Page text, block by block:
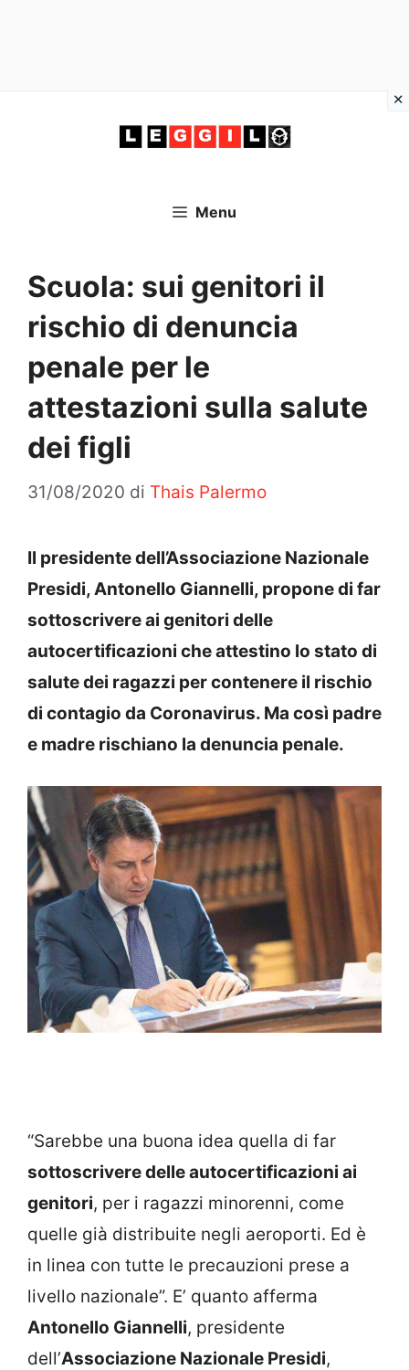
Menu
Scuola: sui genitori il
rischio di denuncia
penale per le
attestazioni sulla salute
dei figli
31/08/2020 di Thais Palermo
Il presidente dell’Associazione Nazionale
Presidi, Antonello Giannelli, propone di far
sottoscrivere ai genitori delle
autocertificazioni che attestino lo stato di
salute dei ragazzi per contenere il rischio
di contagio da Coronavirus. Ma così padre
e madre rischiano la denuncia penale.
“Sarebbe una buona idea quella di far
sottoscrivere delle autocertificazioni ai
genitori, per i ragazzi minorenni, come
quelle già distribuite negli aeroporti. Ed è
in linea con tutte le precauzioni prese a
livello nazionale”. E’ quanto afferma
Antonello Giannelli, presidente
dell’Associazione Nazionale Presidi,